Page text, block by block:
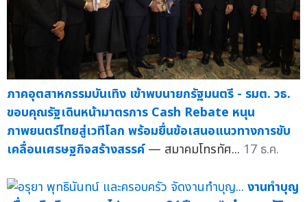
ภาคอุตสาหกรรมบันเทิง เข้าพบนายกรัฐมนตรี - รมต. วธ.
ขอบคุณรัฐเดินหน้ามาตรการ Cash Rebate หนุน
ภาพยนตร์ไทยสู่เวทีโลก พร้อมยื่นข้อเสนอแนวทางการขับ
เคลื่อนเศรษฐกิจสร้างสรรค์ — สมาคมโทรทัศ... 17 ธ.ค.
งานทำบุญ